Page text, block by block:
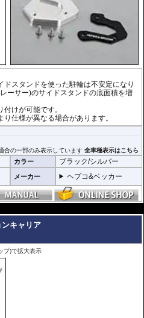
スタンドを使った駐輪は不安定になり
ーサー)のサイドスタンドの底面積を増
けが可能です。
仕様が異なる場合があります。
合の一部のみ表示しています全車種表示はこちら
カラー ブラック/シルバー
メーカー ヘプコ&ベッカー
キャリア
プ)で拡大表示